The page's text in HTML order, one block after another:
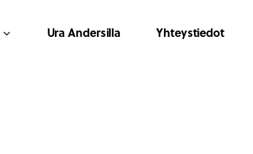
Ura Andersilla Yhteystiedot